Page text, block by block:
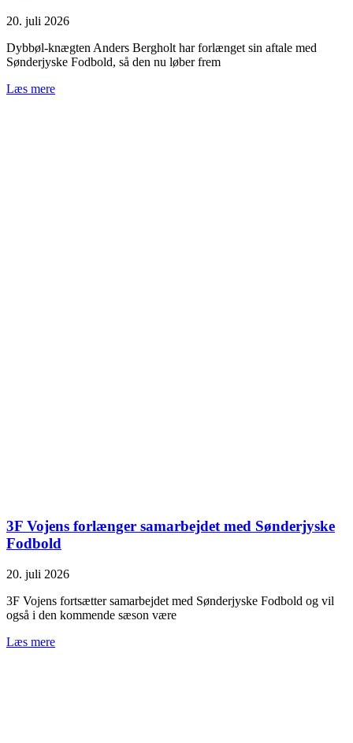
20. juli 2026
Dybbøl-knægten Anders Bergholt har forlænget sin aftale med
Sønderjyske Fodbold, så den nu løber frem
Læs mere
3F Vojens forlænger samarbejdet med Sønderjyske
Fodbold
20. juli 2026
3F Vojens fortsætter samarbejdet med Sønderjyske Fodbold og vil
også i den kommende sæson være
Læs mere